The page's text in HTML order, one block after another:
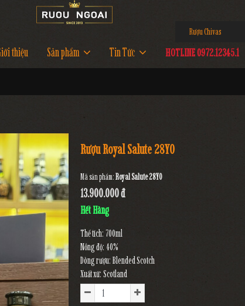
Rượu Chivas
thiệu Sản phẩm Tin Tức HOTLINE 0972.12345.1
Rượu Royal Salute 28YO
Mã sản phẩm:Royal Salute 28YO
13.900.000 đ
Hết Hàng
Thể tích: 700ml
Nồng độ: 40%
Dòng rượu: Blended Scotch
Xuất xứ: Scotland